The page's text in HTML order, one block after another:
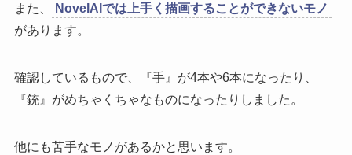
また、
NovelAIでは上手く描画することができないモノ
があります。
確認しているもので、『手』が4本や6本になったり、
『銃』がめちゃくちゃなものになったりしました。
他にも苦手なモノがあるかと思います。